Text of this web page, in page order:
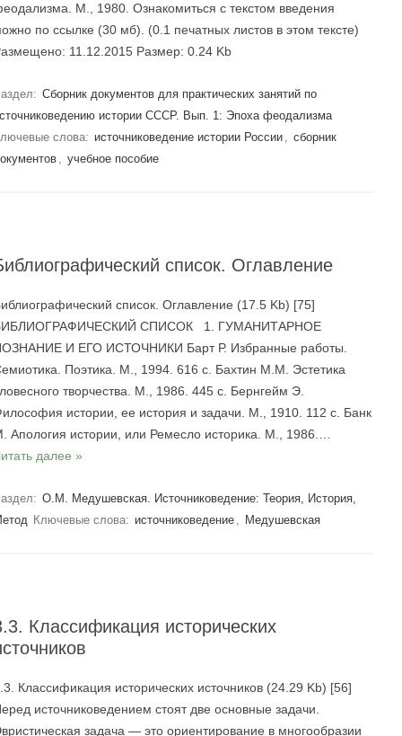
М., 1980. Ознакомиться с текстом введения
по ссылке (30 мб). (0.1 печатных листов в этом тексте)
11.12.2015 Размер: 0.24 Kb
Сборник документов для практических занятий по
истории СССР. Вып. 1: Эпоха феодализма
слова: источниковедение истории России , сборник
, учебное пособие
список. Оглавление
список. Оглавление (17.5 Kb) [75]
СПИСОК 1. ГУМАНИТАРНОЕ
И ЕГО ИСТОЧНИКИ Барт Р. Избранные работы.
Поэтика. М., 1994. 616 с. Бахтин М.М. Эстетика
творчества. М., 1986. 445 с. Бернгейм Э.
истории, ее история и задачи. М., 1910. 112 с. Банк
Апология истории, или Ремесло историка. М., 1986.…
далее »
О.М. Медушевская. Источниковедение: Теория, История,
Ключевые слова: источниковедение , Медушевская
Классификация исторических
Классификация исторических источников (24.29 Kb) [56]
источниковедением стоят две основные задачи.
задача — это ориентирование в многообразии